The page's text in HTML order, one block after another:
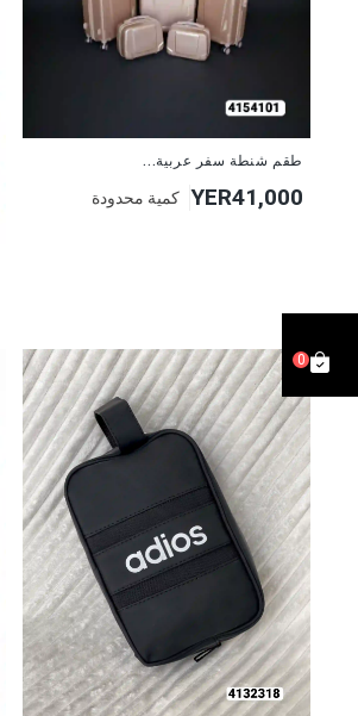
0
طقم شنطة سفر عربية...
YER41,000 كمية محدودة